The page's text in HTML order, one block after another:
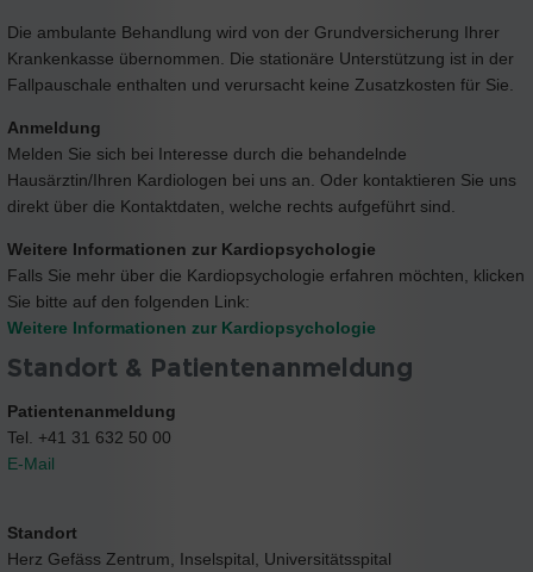
Die ambulante Behandlung wird von der Grundversicherung Ihrer
Krankenkasse übernommen. Die stationäre Unterstützung ist in der
Fallpauschale enthalten und verursacht keine Zusatzkosten für Sie.
Anmeldung
Melden Sie sich bei Interesse durch die behandelnde
Hausärztin/Ihren Kardiologen bei uns an. Oder kontaktieren Sie uns
direkt über die Kontaktdaten, welche rechts aufgeführt sind.
Weitere Informationen zur Kardiopsychologie
Falls Sie mehr über die Kardiopsychologie erfahren möchten, klicken
Sie bitte auf den folgenden Link:
Weitere Informationen zur Kardiopsychologie
Standort & Patientenanmeldung
Patientenanmeldung
Tel. +41 31 632 50 00
E-Mail
Standort
Herz Gefäss Zentrum, Inselspital, Universitätsspital